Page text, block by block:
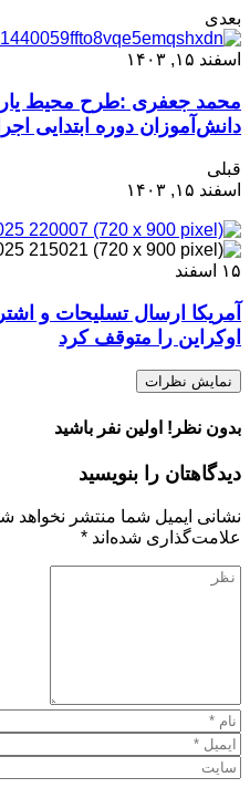
بعدی
اسفند ۱۵, ۱۴۰۳
محمد جعفری :طرح محیط
دانش‌آموزان دوره ابتدایی
قبلی
اسفند ۱۵, ۱۴۰۳
۱۵ اسفند
آمریکا ارسال تسلیحات و
اوکراین را متوقف کرد
نمایش نظرات
بدون نظر! اولین نفر باشید
دیدگاهتان را بنویسید
نشانی ایمیل شما منتشر نخواهد
علامت‌گذاری شده‌اند *